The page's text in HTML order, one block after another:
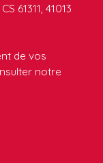
61311, 41013
de vos
notre